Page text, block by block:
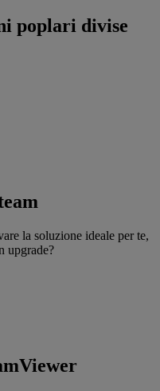
poplari divise
la soluzione ideale per te,
upgrade?